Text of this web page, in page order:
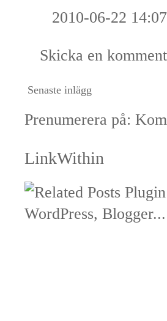
2010-06-22 14:07
Skicka en
Senaste inlägg
Prenumerera på:
LinkWithin